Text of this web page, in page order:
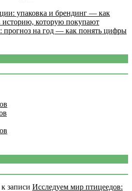
упаковка и брендинг — как
историю, которую покупают
прогноз на год — как понять цифры
к записи Исследуем мир птицеедов: